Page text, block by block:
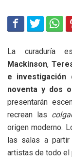
La curaduría
Mackinson,
e investigación
noventa y dos
presentarán
recrean las
origen moderno.
las salas a
artistas de todo el